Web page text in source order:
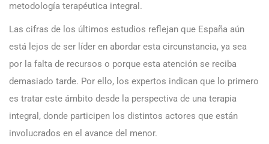
metodología terapéutica integral.
Las cifras de los últimos estudios reflejan que España aún
está lejos de ser líder en abordar esta circunstancia, ya sea
por la falta de recursos o porque esta atención se reciba
demasiado tarde. Por ello, los expertos indican que lo primero
es tratar este ámbito desde la perspectiva de una terapia
integral, donde participen los distintos actores que están
involucrados en el avance del menor.